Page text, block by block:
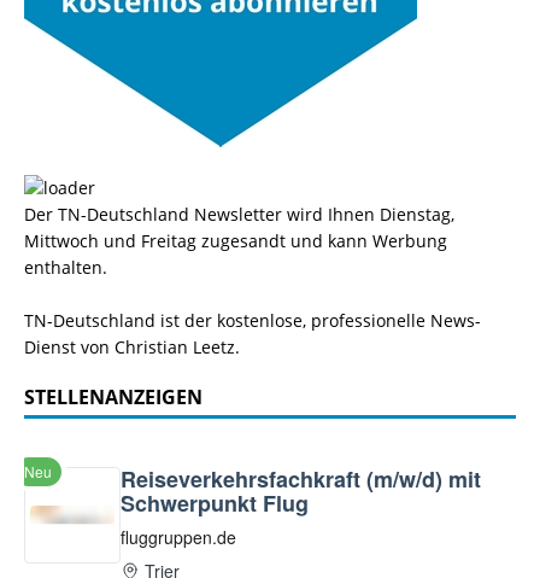
Der TN-Deutschland Newsletter wird Ihnen Dienstag,
Mittwoch und Freitag zugesandt und kann Werbung
enthalten.
TN-Deutschland ist der kostenlose, professionelle News-
Dienst von Christian Leetz.
STELLENANZEIGEN